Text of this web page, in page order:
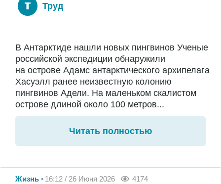
Труд
В Антарктиде нашли новых пингвинов Ученые
российской экспедиции обнаружили
на острове Адамс антарктического архипелага
Хасуэлл ранее неизвестную колонию
пингвинов Адели. На маленьком скалистом
острове длиной около 100 метров...
Читать полностью
Жизнь 16:12 / 26 Июня 2026 4174